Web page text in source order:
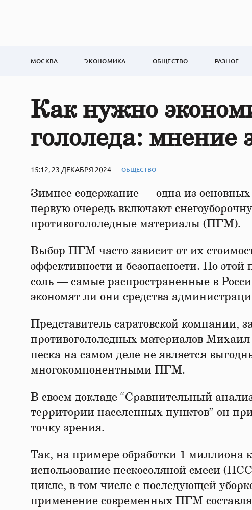
МОСКВА ЭКОНОМИКА ОБЩЕСТВО РАЗНОЕ
Как нужно
гололеда: мнение
15:12, 23 ДЕКАБРЯ 2024 ОБЩЕСТВО
Зимнее содержание — одна из основных
первую очередь включают
противогололедные материалы (ПГМ).
Выбор ПГМ часто зависит от их
эффективности и безопасности. По этой
соль — самые распространенные в
экономят ли они средства
Представитель саратовской компании,
противогололедных материалов
песка на самом деле не является
многокомпонентными ПГМ.
В своем докладе “Сравнительный
территории населенных пунктов” он
точку зрения.
Так, на примере обработки 1 миллиона
использование пескосоляной смеси
цикле, в том числе с последующей
применение современных ПГМ